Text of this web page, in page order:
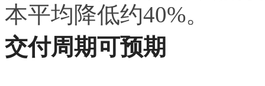
本平均降低约40%。
交付周期可预期